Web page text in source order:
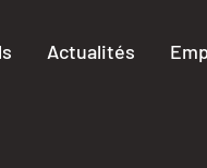
Actualités